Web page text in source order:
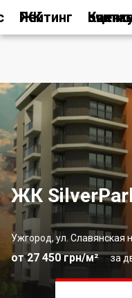
Рейтинг ЖК Как мы считаем
ЖК
Ужгород, ул. Славянская
за
от 27 450 грн/м²